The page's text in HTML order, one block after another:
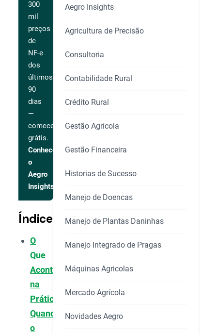
300
mil
preços
de
NF-e
dos
últimos
90
dias
—
comece
grátis.
Conhecer
o
Aegro
Insights
Índice
O
Que
Acontece
na
Prática
Quando
o
Aegro Insights
Agricultura de Precisão
Consultoria
Contabilidade Rural
Crédito Rural
Gestão Agrícola
Gestão Financeira
Historias de Sucesso
Manejo de Doencas
Manejo de Plantas Daninhas
Manejo Integrado de Pragas
Máquinas Agricolas
Mercado Agrícola
Novidades Aegro